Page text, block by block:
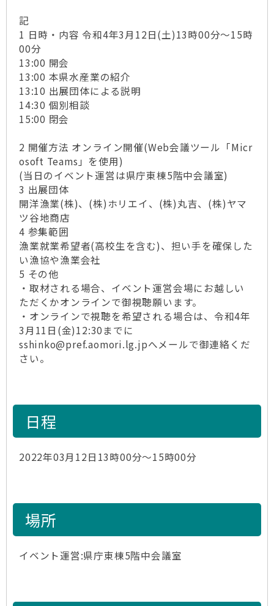
記
1 日時・内容 令和4年3月12日(土)13時00分～15時
00分
13:00 開会
13:00 本県水産業の紹介
13:10 出展団体による説明
14:30 個別相談
15:00 閉会
2 開催方法 オンライン開催(Web会議ツール「Micr
osoft Teams」を使用)
(当日のイベント運営は県庁東棟5階中会議室)
3 出展団体
開洋漁業(株)、(株)ホリエイ、(株)丸吉、(株)ヤマ
ツ谷地商店
4 参集範囲
漁業就業希望者(高校生を含む)、担い手を確保した
い漁協や漁業会社
5 その他
・取材される場合、イベント運営会場にお越しい
ただくかオンラインで御視聴願います。
・オンラインで視聴を希望される場合は、令和4年
3月11日(金)12:30までに
sshinko@pref.aomori.lg.jpへメールで御連絡くだ
さい。
日程
2022年03月12日13時00分～15時00分
場所
イベント運営:県庁東棟5階中会議室